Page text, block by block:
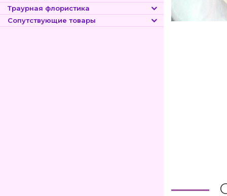
Траурная флористика
Сопутствующие товары